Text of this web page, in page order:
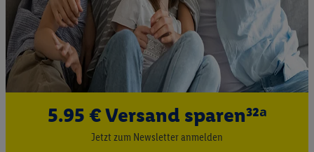
5.95 € Versand sparen³²ᵃ
Jetzt zum Newsletter anmelden